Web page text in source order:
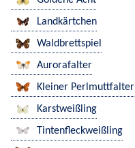
Landkärtchen
Waldbrettspiel
Aurorafalter
Kleiner Perlmuttfalter
Karstweißling
Tintenfleckweißling